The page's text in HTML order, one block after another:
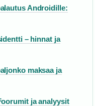
Androidille:
– hinnat ja
maksaa ja
ja analyysit